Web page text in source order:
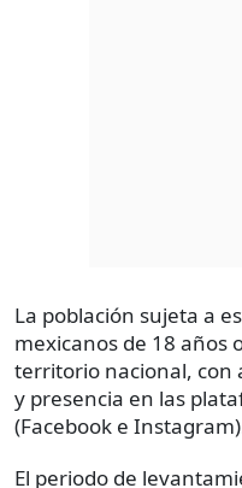
La población sujeta a
mexicanos de 18 años
territorio nacional, con
y presencia en las
(Facebook e
El periodo de